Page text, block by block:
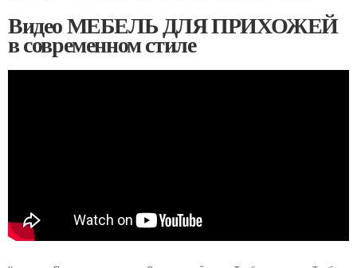
Видео МЕБЕЛЬ ДЛЯ ПРИХОЖЕЙ
в современном стиле